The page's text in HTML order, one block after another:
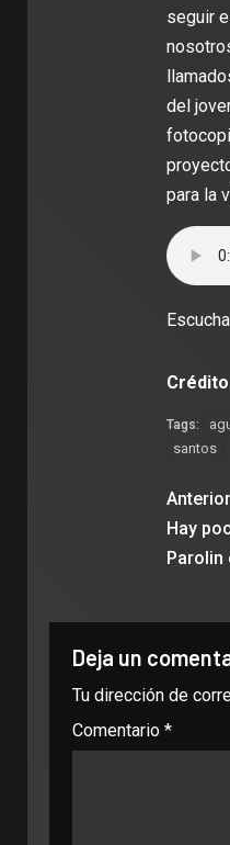
seguir
del
para la
Tags:
santos
Anterior
Hay
Parolin
Deja un
Tu dirección de
Comentario *